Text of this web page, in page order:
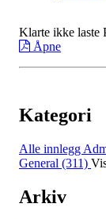
Klarte ikke laste
Åpne
Kategori
Alle innlegg
General (311)
Arkiv